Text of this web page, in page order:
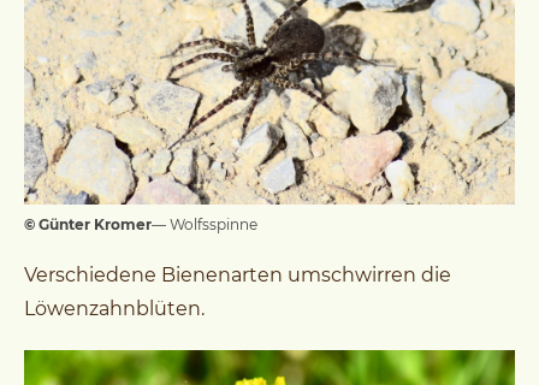
© Günter Kromer— Wolfsspinne
Verschiedene Bienenarten umschwirren die
Löwenzahnblüten.